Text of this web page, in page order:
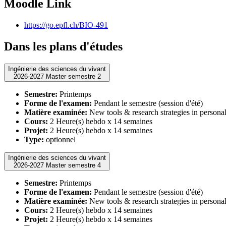
Moodle Link
https://go.epfl.ch/BIO-491
Dans les plans d'études
Ingénierie des sciences du vivant
2026-2027 Master semestre 2
Semestre: Printemps
Forme de l'examen: Pendant le semestre (session d'été)
Matière examinée: New tools & research strategies in
Cours: 2 Heure(s) hebdo x 14 semaines
Projet: 2 Heure(s) hebdo x 14 semaines
Type: optionnel
Ingénierie des sciences du vivant
2026-2027 Master semestre 4
Semestre: Printemps
Forme de l'examen: Pendant le semestre (session d'été)
Matière examinée: New tools & research strategies in
Cours: 2 Heure(s) hebdo x 14 semaines
Projet: 2 Heure(s) hebdo x 14 semaines